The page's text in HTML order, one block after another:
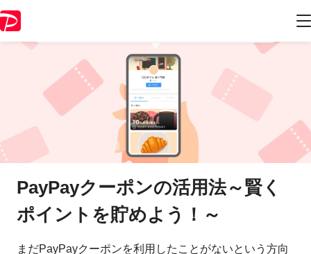
PayPayクーポンの活用法～賢く
ポイントを貯めよう！～
まだPayPayクーポンを利用したことがないという方向